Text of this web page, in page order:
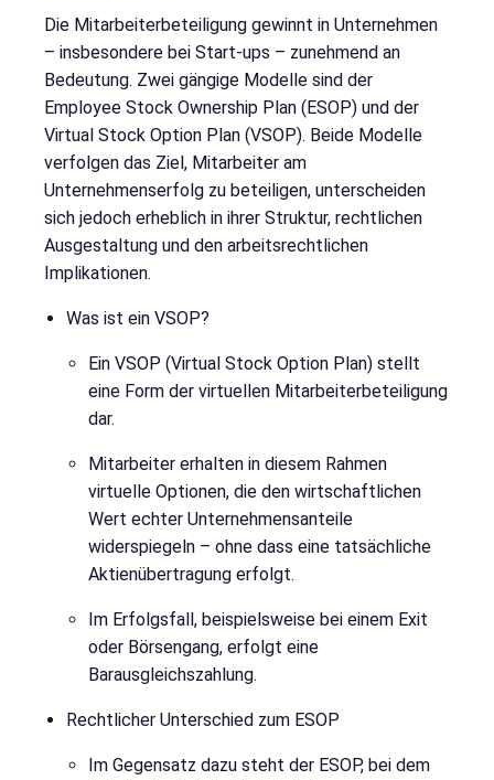
Die Mitarbeiterbeteiligung gewinnt in Unternehmen
– insbesondere bei Start-ups – zunehmend an
Bedeutung. Zwei gängige Modelle sind der
Employee Stock Ownership Plan (ESOP) und der
Virtual Stock Option Plan (VSOP). Beide Modelle
verfolgen das Ziel, Mitarbeiter am
Unternehmenserfolg zu beteiligen, unterscheiden
sich jedoch erheblich in ihrer Struktur, rechtlichen
Ausgestaltung und den arbeitsrechtlichen
Implikationen.
Was ist ein VSOP?
Ein VSOP (Virtual Stock Option Plan) stellt
eine Form der virtuellen Mitarbeiterbeteiligung
dar.
Mitarbeiter erhalten in diesem Rahmen
virtuelle Optionen, die den wirtschaftlichen
Wert echter Unternehmensanteile
widerspiegeln – ohne dass eine tatsächliche
Aktienübertragung erfolgt.
Im Erfolgsfall, beispielsweise bei einem Exit
oder Börsengang, erfolgt eine
Barausgleichszahlung.
Rechtlicher Unterschied zum ESOP
Im Gegensatz dazu steht der ESOP, bei dem